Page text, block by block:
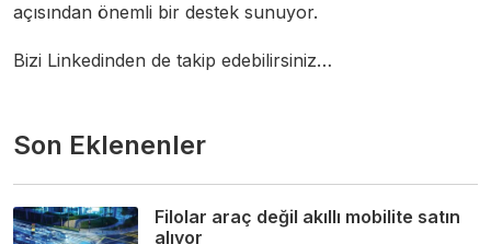
açısından önemli bir destek sunuyor.
Bizi Linkedinden de takip edebilirsiniz…
Son Eklenenler
Filolar araç değil akıllı mobilite satın
alıyor